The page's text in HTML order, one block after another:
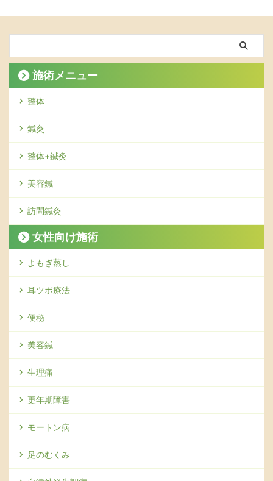
施術メニュー
整体
鍼灸
整体+鍼灸
美容鍼
訪問鍼灸
女性向け施術
よもぎ蒸し
耳ツボ療法
便秘
美容鍼
生理痛
更年期障害
モートン病
足のむくみ